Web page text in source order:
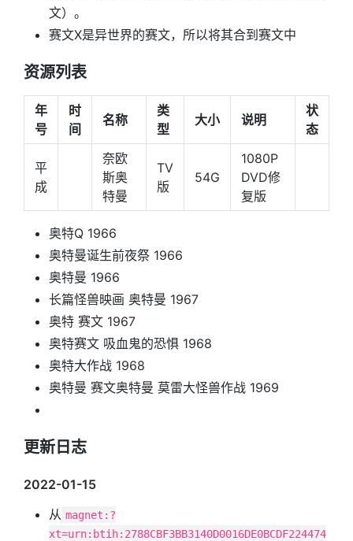
文）。
赛文X是异世界的赛文，所以将其合到赛文中
资源列表
年
号
时
间
名称
类
型
大小 说明
状
态
平
成
奈欧
斯奥
特曼
TV
版
54G
1080P
DVD修
复版
奥特Q 1966
奥特曼诞生前夜祭 1966
奥特曼 1966
长篇怪兽映画 奥特曼 1967
奥特 赛文 1967
奥特赛文 吸血鬼的恐惧 1968
奥特大作战 1968
奥特曼 赛文奥特曼 莫雷大怪兽作战 1969
更新日志
2022-01-15
从 magnet:?
xt=urn:btih:2788CBF3BB3140D0016DE0BCDF224474